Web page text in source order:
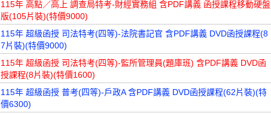
115年 高點／高上 調查局特考-財經實務組 含PDF講義 函授課程移動硬盤
版(105片裝)(特價9000)
115年 超級函授 司法特考(四等)-法院書記官 含PDF講義 DVD函授課程(8
7片裝)(特價9000)
115年 超級函授 司法特考(四等)-監所管理員(題庫班) 含PDF講義 DVD函
授課程(8片裝)(特價1600)
115年 超級函授 普考(四等)-戶政A 含PDF講義 DVD函授課程(62片裝)(特
價6300)